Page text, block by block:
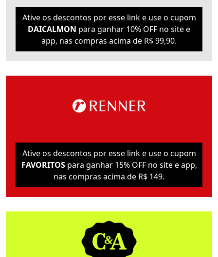
Ative os descontos por esse link e use o cupom
DAICALMON para ganhar 10% OFF no site e
app, nas compras acima de R$ 99,90.
Ative os descontos por esse link e use o cupom
FAVORITOSpara ganhar 15% OFF no site e app,
nas compras acima de R$ 149.